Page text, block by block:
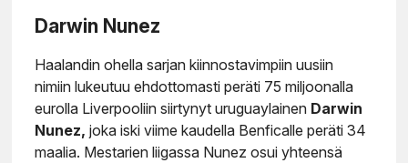
Darwin Nunez
Haalandin ohella sarjan kiinnostavimpiin uusiin
nimiin lukeutuu ehdottomasti peräti 75 miljoonalla
eurolla Liverpooliin siirtynyt uruguaylainen Darwin
Nunez,joka iski viime kaudella Benficalle peräti 34
maalia. Mestarien liigassa Nunez osui yhteensä